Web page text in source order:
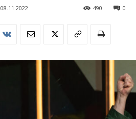
08.11.2022 0
490